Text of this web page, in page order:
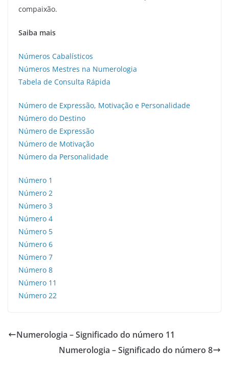
compaixão.
Saiba mais
Números Cabalísticos
Números Mestres na Numerologia
Tabela de Consulta Rápida
Número de Expressão, Motivação e Personalidade
Número do Destino
Número de Expressão
Número de Motivação
Número da Personalidade
Número 1
Número 2
Número 3
Número 4
Número 5
Número 6
Número 7
Número 8
Número 11
Número 22
Numerologia – Significado do número 11
Numerologia – Significado do número 8